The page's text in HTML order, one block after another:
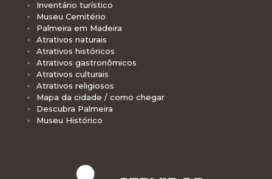
Inventário turístico
Museu Cemitério
Palmeira em Madeira
Atrativos naturais
Atrativos históricos
Atrativos gastronômicos
Atrativos culturais
Atrativos religiosos
Mapa da cidade / como chegar
Descubra Palmeira
Museu Histórico